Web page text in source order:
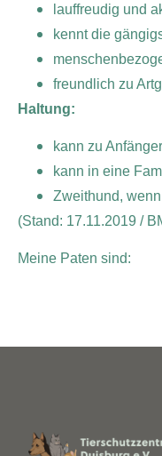
lauffreudig und
kennt die
freundlich zu
Haltung:
kann zu
kann in eine
Zweithund,
(Stand: 17.11.2019 /
Meine Paten sind: